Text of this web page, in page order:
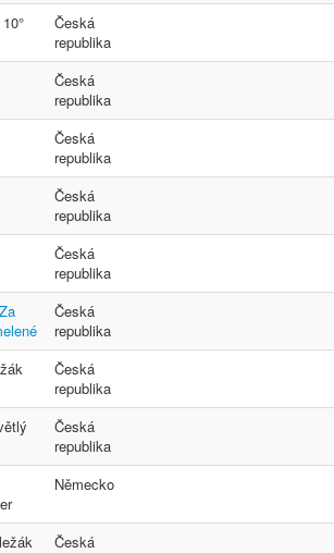
Česká
republika
Česká
republika
Česká
republika
Česká
republika
Česká
republika
Česká
republika
Česká
republika
Česká
republika
Německo
Česká